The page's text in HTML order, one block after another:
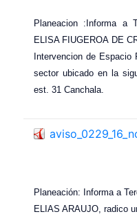
Planeacion :Informa a
ELISA FIUGEROA DE
Intervencion de Espacio
sector ubicado en la
est. 31 Canchala.
Planeación: Informa a
ELIAS ARAUJO, radico